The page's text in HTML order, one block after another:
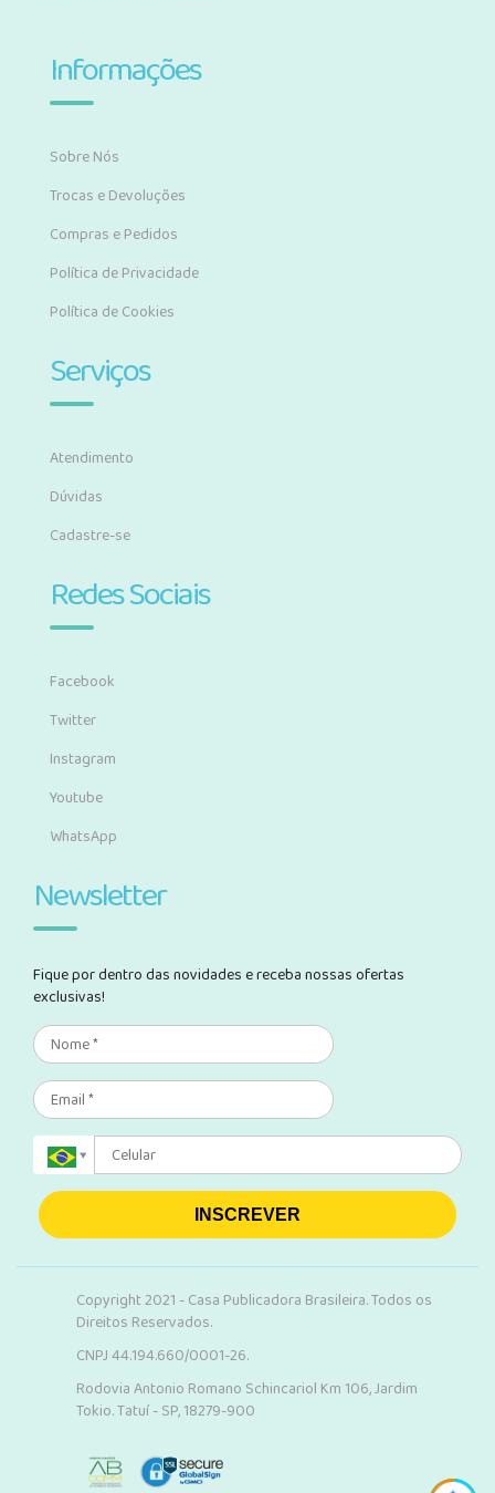
Informações
Sobre Nós
Trocas e Devoluções
Compras e Pedidos
Política de Privacidade
Política de Cookies
Serviços
Atendimento
Dúvidas
Cadastre-se
Redes Sociais
Facebook
Twitter
Instagram
Youtube
WhatsApp
Newsletter
Fique por dentro das novidades e receba nossas ofertas
exclusivas!
INSCREVER
Copyright 2021 - Casa Publicadora Brasileira. Todos os
Direitos Reservados.
CNPJ 44.194.660/0001-26.
Rodovia Antonio Romano Schincariol Km 106, Jardim
Tokio. Tatuí - SP, 18279-900